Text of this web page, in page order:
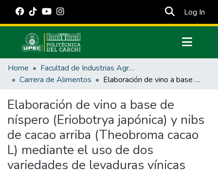
Log In
Communities & Collections
All of DSpace
Estadísticas Externas
Manuales
Home
Facultad de Industrias Agropecuarias y Ciencias Ambientales
Carrera de Alimentos
Elaboración de vino a base de níspero (Eriobotrya japónica) y nibs de cacao arriba (Theobroma cacao L) mediante el uso de dos variedades de levaduras vínicas
Elaboración de vino a base de
níspero (Eriobotrya japónica) y nibs
de cacao arriba (Theobroma cacao
L) mediante el uso de dos
variedades de levaduras vínicas